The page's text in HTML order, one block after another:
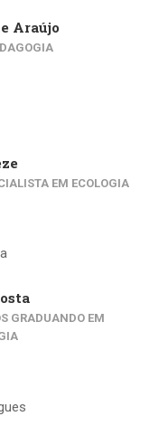
Araújo
EM ECOLOGIA
GRADUANDO EM